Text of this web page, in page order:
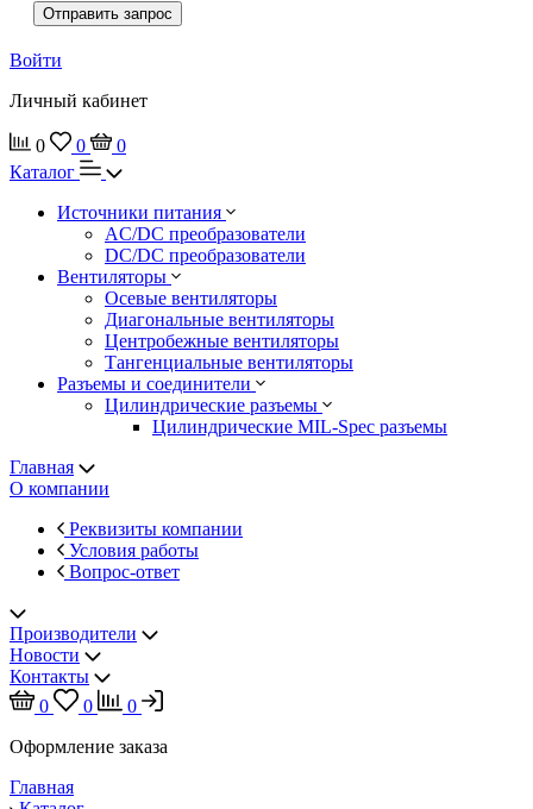
Отправить запрос
Войти
Личный кабинет
0 0
0
Каталог
Источники питания
AC/DC преобразователи
DC/DC преобразователи
Вентиляторы
Осевые вентиляторы
Диагональные вентиляторы
Центробежные вентиляторы
Тангенциальные вентиляторы
Разъемы и соединители
Цилиндрические разъемы
Цилиндрические MIL-Spec разъемы
Главная
О компании
Реквизиты компании
Условия работы
Вопрос-ответ
Производители
Новости
Контакты
0
0
0
Оформление заказа
Главная